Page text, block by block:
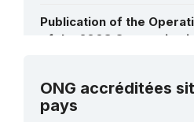
Publication of the
of the 2003 Convention
Voir toutes les activités
ONG accréditées
pays